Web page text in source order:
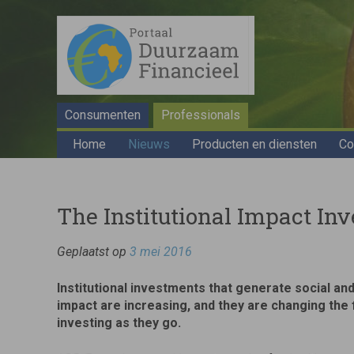
Consumenten
Professionals
Home
Nieuws Producten en diensten
The Institutional Impact
Geplaatst op 3 mei 2016
Institutional investments that generate social
impact are increasing, and they are changing
investing as they go.